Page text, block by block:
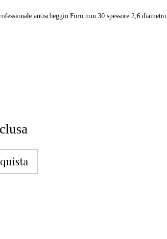
antischeggio Foro mm.30 spessore 2,6 diametro